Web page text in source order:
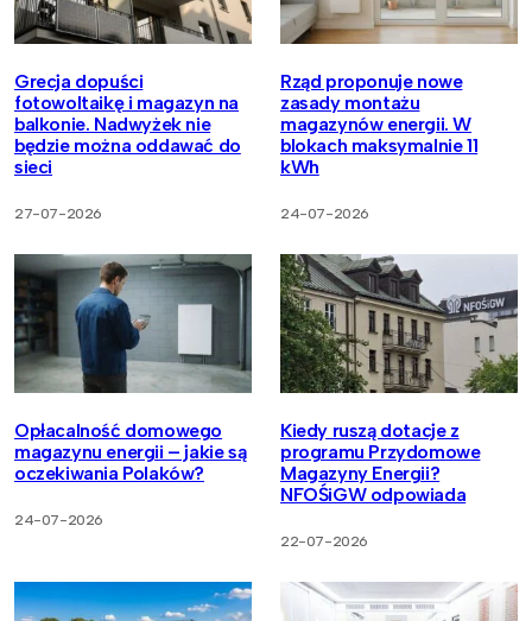
Grecja dopuści
fotowoltaikę i magazyn na
balkonie. Nadwyżek nie
będzie można oddawać do
sieci
27-07-2026
Rząd proponuje nowe
zasady montażu
magazynów energii. W
blokach maksymalnie 11
kWh
24-07-2026
Opłacalność domowego
magazynu energii – jakie są
oczekiwania Polaków?
24-07-2026
Kiedy ruszą dotacje z
programu Przydomowe
Magazyny Energii?
NFOŚiGW odpowiada
22-07-2026